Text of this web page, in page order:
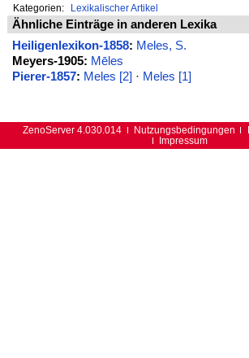
Kategorien:
Lexikalischer Artikel
Ähnliche Einträge in anderen Lexika
Heiligenlexikon-1858: Meles, S.
Meyers-1905: Mēles
Pierer-1857: Meles [2] · Meles [1]
ZenoServer 4.030.014 Nutzungsbedingungen
Impressum